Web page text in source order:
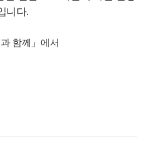
니다.
함께 」에서